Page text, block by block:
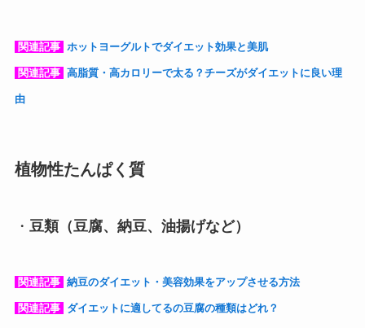
関連記事 ホットヨーグルトでダイエット効果と美肌
関連記事 高脂質・高カロリーで太る？チーズがダイエットに良い理
由
植物性たんぱく質
・ 豆類（豆腐、納豆、油揚げなど）
関連記事 納豆のダイエット・美容効果をアップさせる方法
関連記事 ダイエットに適してるの豆腐の種類はどれ？